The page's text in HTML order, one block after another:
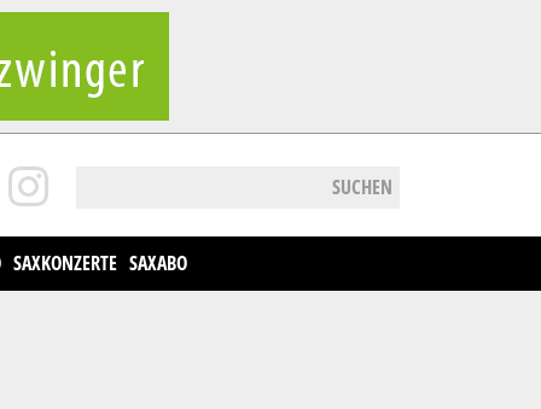
SUCHEN
SAXKONZERTE SAXABO